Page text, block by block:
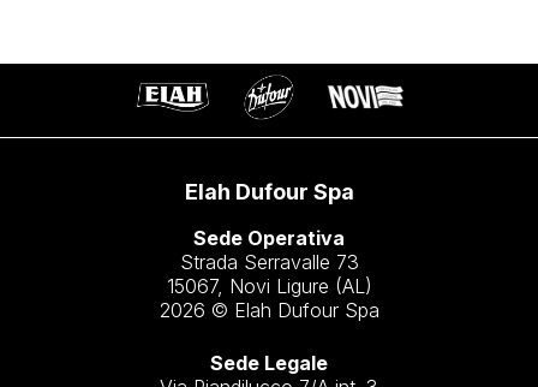
Elah Dufour Spa
Sede Operativa
Strada Serravalle 73
15067, Novi Ligure (AL)
2026 © Elah Dufour Spa
Sede Legale